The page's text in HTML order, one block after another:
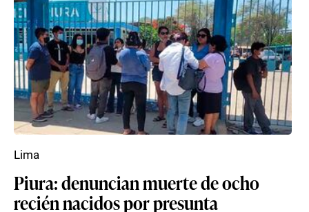
Piura: denuncian muerte de ocho
recién nacidos por presunta
Lima